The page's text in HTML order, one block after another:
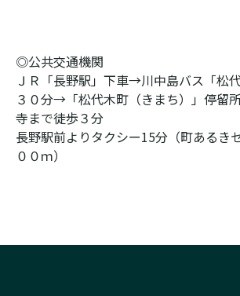
◎公共交通機関
ＪＲ「長野駅」下車→川中島バス「松
３０分→「松代木町（きまち）」停留
寺まで徒歩３分
長野駅前よりタクシー15分（町あるき
００ｍ）